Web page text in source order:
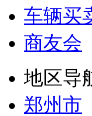
车辆买
商友会
地区导
郑州市